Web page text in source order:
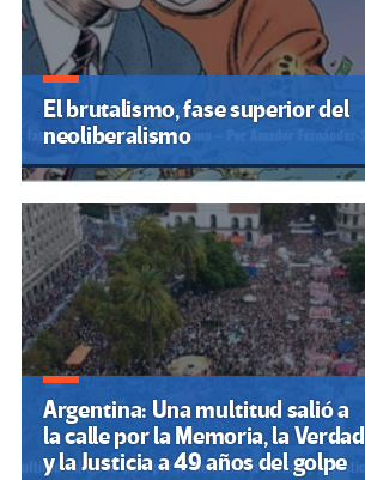
El brutalismo, fase superior del
neoliberalismo
Argentina: Una multitud salió a
la calle por la Memoria, la Verdad
y la Justicia a 49 años del golpe